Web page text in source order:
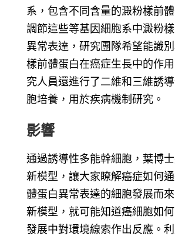
系，包含不同含量的澱粉樣前
調節這些等基因細胞系中澱粉
異常表達，研究團隊希望能識
樣前體蛋白在癌症生長中的作
究人員還進行了二維和三維誘
胞培養，用於疾病機制研究。
影響
通過誘導性多能幹細胞，葉博
新模型，讓大家瞭解癌症如何
體蛋白異常表達的細胞發展而
新模型，就可能知道癌細胞如
發展中對環境線索作出反應。